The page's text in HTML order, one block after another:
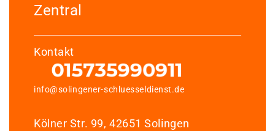
Zentral
Kontakt
info@solingener-schluesseldienst.de
Kölner Str. 99, 42651 Solingen